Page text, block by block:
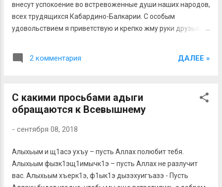
внесут успокоение во встревоженные души наших народов,
всех трудящихся Кабардино-Балкарии. С особым
удовольствием я приветствую и крепко жму руки друзьям
«цементировал» дружбу народов - основу могущества
бывшего социалистического Оте­чества, кто поднимал из
Дорогие друзья и братья! В нерадостное время и по
нерадостному поводу собрались мы на этот съезд.
страна. Рухнула и погребла под своими крупными и
мелкими обломками социалистическую систему, вы­
страданную многими поколениями людей, сотнями
миллионов представителей всех народов Советского
Союза. Погребла коммунистическую партию, состо­явшую
2 комментария ДАЛЕЕ »
С какими просьбами адыги
обращаются к Всевышнему
- сентября 08, 2018
Алыхьым и щ1асэ ухъу – пусть Аллах полюбит тебя.
Алыхьым фызк1эщ1имычк1э – пусть Аллах не разлучит
вас. Алыхьым хъерк1э, ф1ык1э дызэхуигъазэ - Пусть